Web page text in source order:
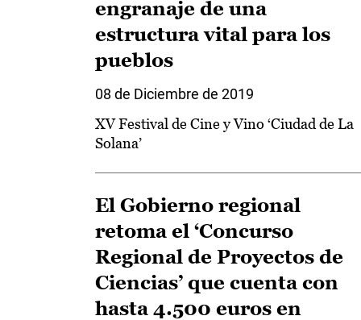
engranaje de una
estructura vital para los
pueblos
08 de Diciembre de 2019
XV Festival de Cine y Vino ‘Ciudad de La
Solana’
El Gobierno regional
retoma el ‘Concurso
Regional de Proyectos de
Ciencias’ que cuenta con
hasta 4.500 euros en